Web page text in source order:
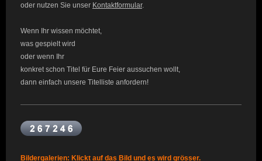
oder nutzen Sie unser Kontaktformular.
Wenn Ihr wissen möchtet,
was gespielt wird
oder wenn Ihr
konkret schon Titel für Eure Feier aussuchen wollt,
dann einfach unsere Titelliste anfordern!
Bildergalerien: Klickt auf das Bild und es wird grösser.